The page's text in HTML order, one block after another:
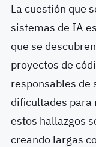
La cuestión que
sistemas de IA
que se
proyectos de
responsables de
dificultades para
estos hallazgos
creando largas